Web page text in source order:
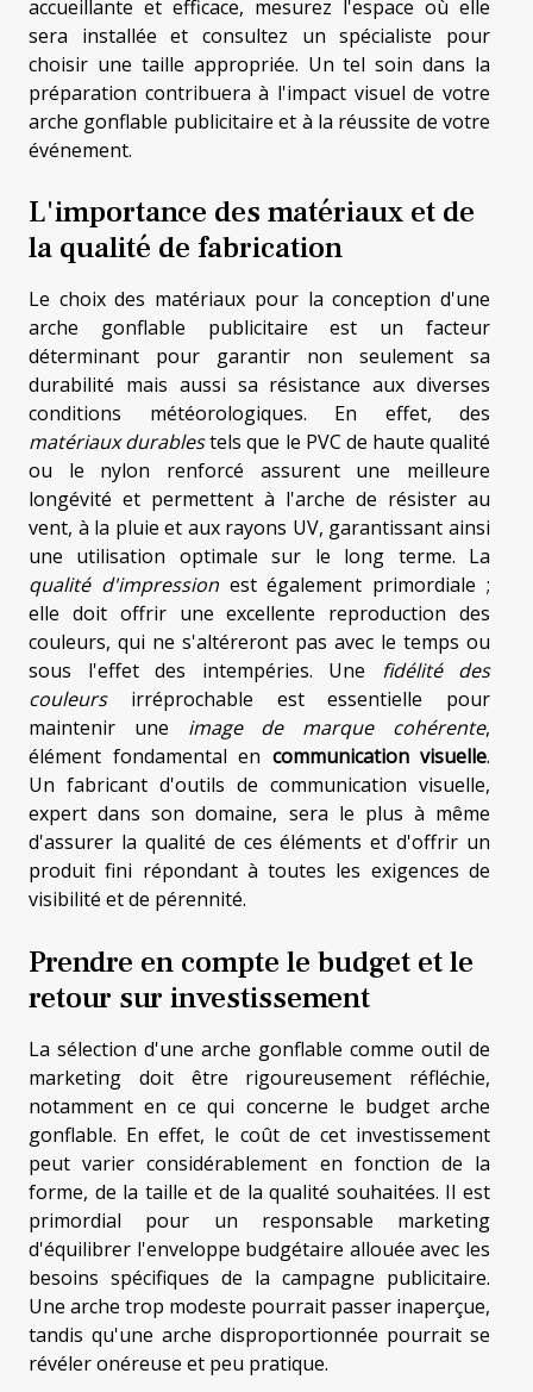
accueillante et efficace, mesurez l'espace où elle
sera installée et consultez un spécialiste pour
choisir une taille appropriée. Un tel soin dans la
préparation contribuera à l'impact visuel de votre
arche gonflable publicitaire et à la réussite de votre
événement.
L'importance des matériaux et de
la qualité de fabrication
Le choix des matériaux pour la conception d'une
arche gonflable publicitaire est un facteur
déterminant pour garantir non seulement sa
durabilité mais aussi sa résistance aux diverses
conditions météorologiques. En effet, des
matériaux durablestels que le PVC de haute qualité
ou le nylon renforcé assurent une meilleure
longévité et permettent à l'arche de résister au
vent, à la pluie et aux rayons UV, garantissant ainsi
une utilisation optimale sur le long terme. La
qualité d'impressionest également primordiale ;
elle doit offrir une excellente reproduction des
couleurs, qui ne s'altéreront pas avec le temps ou
sous l'effet des intempéries. Une fidélité des
couleursirréprochable est essentielle pour
maintenir une image de marque cohérente,
élément fondamental en communication visuelle.
Un fabricant d'outils de communication visuelle,
expert dans son domaine, sera le plus à même
d'assurer la qualité de ces éléments et d'offrir un
produit fini répondant à toutes les exigences de
visibilité et de pérennité.
Prendre en compte le budget et le
retour sur investissement
La sélection d'une arche gonflable comme outil de
marketing doit être rigoureusement réfléchie,
notamment en ce qui concerne le budget arche
gonflable. En effet, le coût de cet investissement
peut varier considérablement en fonction de la
forme, de la taille et de la qualité souhaitées. Il est
primordial pour un responsable marketing
d'équilibrer l'enveloppe budgétaire allouée avec les
besoins spécifiques de la campagne publicitaire.
Une arche trop modeste pourrait passer inaperçue,
tandis qu'une arche disproportionnée pourrait se
révéler onéreuse et peu pratique.